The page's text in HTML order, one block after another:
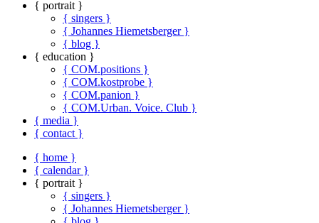
{ portrait }
{ singers }
{ Johannes Hiemetsberger }
{ blog }
{ education }
{ COM.positions }
{ COM.kostprobe }
{ COM.panion }
{ COM.Urban. Voice. Club }
{ media }
{ contact }
{ home }
{ calendar }
{ portrait }
{ singers }
{ Johannes Hiemetsberger }